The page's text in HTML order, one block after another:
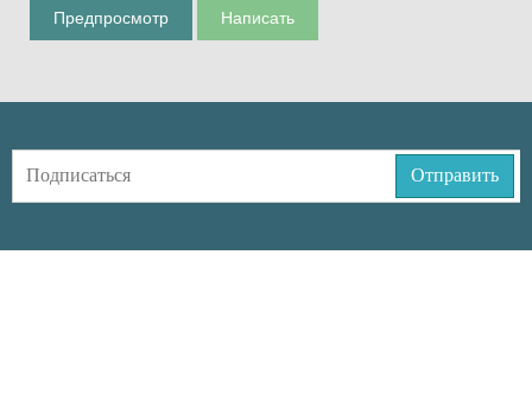
Предпросмотр Написать
Отправить